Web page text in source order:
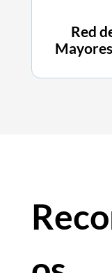
Red